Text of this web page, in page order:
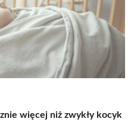
więcej niż zwykły kocyk